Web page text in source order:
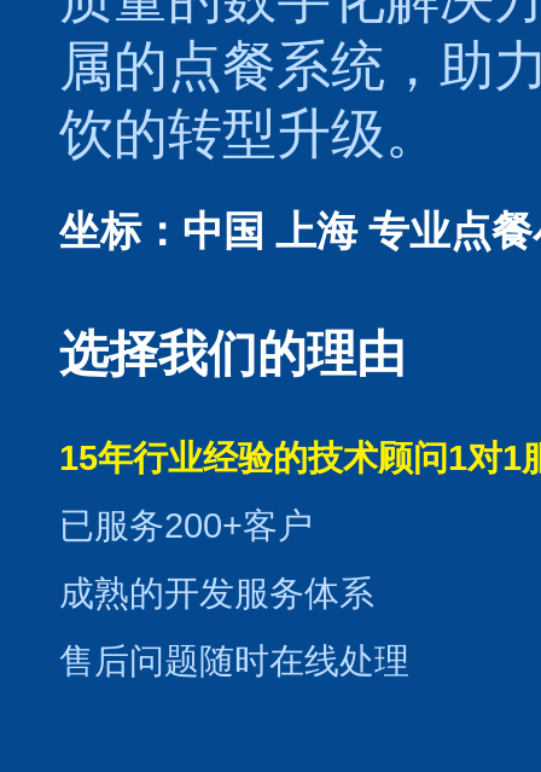
属的点餐系统 ，助
饮的转型升级。
坐标：中国 上海 专业点
选择我们的理由
15年行业经验的技术顾问1对1
已服务200+客户
成熟的开发服务体系
售后问题随时在线处理